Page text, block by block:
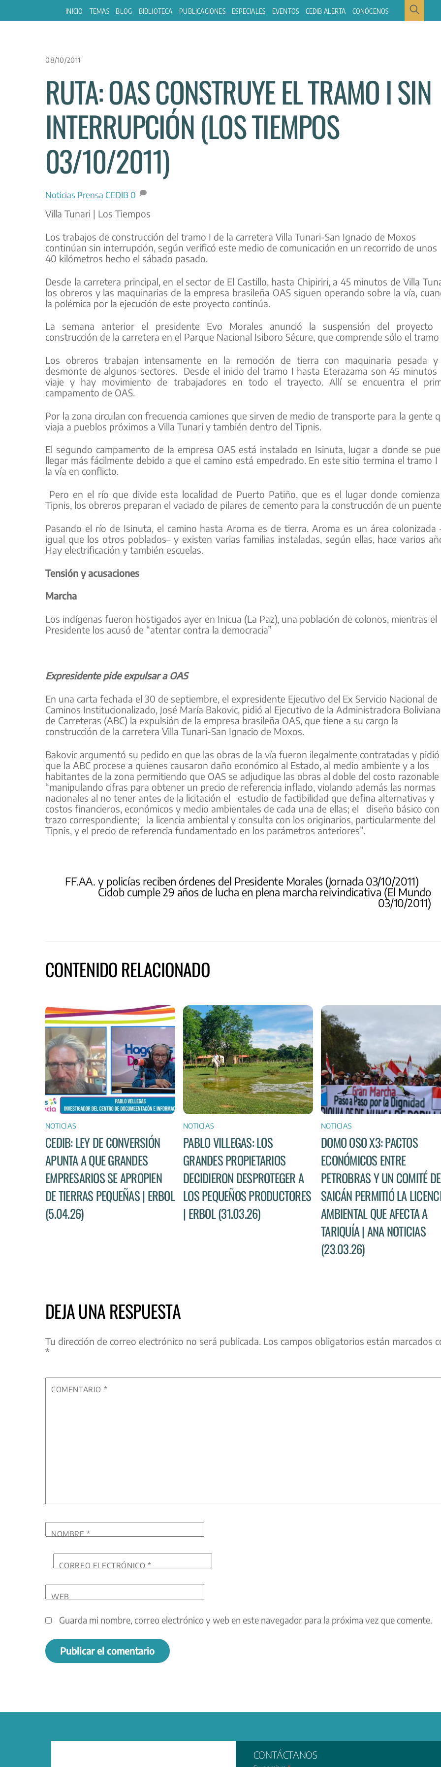
INICIO TEMAS BLOG BIBLIOTECA PUBLICACIONES ESPECIALES EVENTOS CEDIB ALERTA CONÓCENOS
08/10/2011
RUTA: OAS CONSTRUYE EL TRAMO I SIN
INTERRUPCIÓN (LOS TIEMPOS
03/10/2011)
Noticias Prensa CEDIB 0
Villa Tunari | Los Tiempos
Los trabajos de construcción del tramo I de la carretera Villa Tunari-San Ignacio de Moxos
continúan sin interrupción, según verificó este medio de comunicación en un recorrido de unos
40 kilómetros hecho el sábado pasado.
Desde la carretera principal, en el sector de El Castillo, hasta Chipiriri, a 45 minutos de Villa
los obreros y las maquinarias de la empresa brasileña OAS siguen operando sobre la vía,
la polémica por la ejecución de este proyecto continúa.
La semana anterior el presidente Evo Morales anunció la suspensión del proyecto
construcción de la carretera en el Parque Nacional Isiboro Sécure, que comprende sólo el tramo
Los obreros trabajan intensamente en la remoción de tierra con maquinaria pesada
desmonte de algunos sectores. Desde el inicio del tramo I hasta Eterazama son 45 minutos
viaje y hay movimiento de trabajadores en todo el trayecto. Allí se encuentra el
campamento de OAS.
Por la zona circulan con frecuencia camiones que sirven de medio de transporte para la gente
viaja a pueblos próximos a Villa Tunari y también dentro del Tipnis.
El segundo campamento de la empresa OAS está instalado en Isinuta, lugar a donde se
llegar más fácilmente debido a que el camino está empedrado. En este sitio termina el tramo I
la vía en conflicto.
Pero en el río que divide esta localidad de Puerto Patiño, que es el lugar donde
Tipnis, los obreros preparan el vaciado de pilares de cemento para la construcción de un
Pasando el río de Isinuta, el camino hasta Aroma es de tierra. Aroma es un área colonizada
igual que los otros poblados– y existen varias familias instaladas, según ellas, hace varios
Hay electrificación y también escuelas.
Tensión y acusaciones
Marcha
Los indígenas fueron hostigados ayer en Inicua (La Paz), una población de colonos, mientras el
Presidente los acusó de “atentar contra la democracia”
Expresidente pide expulsar a OAS
En una carta fechada el 30 de septiembre, el expresidente Ejecutivo del Ex Servicio Nacional de
Caminos Institucionalizado, José María Bakovic, pidió al Ejecutivo de la Administradora Boliviana
de Carreteras (ABC) la expulsión de la empresa brasileña OAS, que tiene a su cargo la
construcción de la carretera Villa Tunari-San Ignacio de Moxos.
Bakovic argumentó su pedido en que las obras de la vía fueron ilegalmente contratadas y pidió
que la ABC procese a quienes causaron daño económico al Estado, al medio ambiente y a los
habitantes de la zona permitiendo que OAS se adjudique las obras al doble del costo razonable
“manipulando cifras para obtener un precio de referencia inflado, violando además las normas
nacionales al no tener antes de la licitación el estudio de factibilidad que defina alternativas y
costos financieros, económicos y medio ambientales de cada una de ellas; el diseño básico
trazo correspondiente; la licencia ambiental y consulta con los originarios, particularmente del
Tipnis, y el precio de referencia fundamentado en los parámetros anteriores”.
FF.AA. y policías reciben órdenes del Presidente Morales (Jornada 03/10/2011)
Cidob cumple 29 años de lucha en plena marcha reivindicativa (El Mundo
03/10/2011)
CONTENIDO RELACIONADO
NOTICIAS
CEDIB: LEY DE CONVERSIÓN
APUNTA A QUE GRANDES
EMPRESARIOS SE APROPIEN
DE TIERRAS PEQUEÑAS | ERBOL
(5.04.26)
NOTICIAS
PABLO VILLEGAS: LOS
GRANDES PROPIETARIOS
DECIDIERON DESPROTEGER A
LOS PEQUEÑOS PRODUCTORES
| ERBOL (31.03.26)
NOTICIAS
DOMO OSO X3: PACTOS
ECONÓMICOS ENTRE
PETROBRAS Y UN COMITÉ DE
SAICÁN PERMITIÓ LA
AMBIENTAL QUE AFECTA A
TARIQUÍA | ANA NOTICIAS
(23.03.26)
DEJA UNA RESPUESTA
Tu dirección de correo electrónico no será publicada. Los campos obligatorios están marcados
*
COMENTARIO *
NOMBRE*
CORREO ELECTRÓNICO*
WEB
Guarda mi nombre, correo electrónico y web en este navegador para la próxima vez que comente.
CONTÁCTANOS